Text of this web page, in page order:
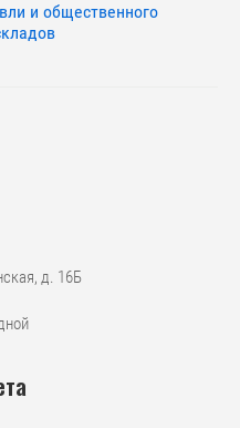
и общественного
д. 16Б